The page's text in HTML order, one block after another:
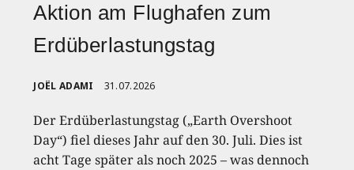
Aktion am Flughafen zum
Erdüberlastungstag
JOËL ADAMI 31.07.2026
Der Erdüberlastungstag („Earth Overshoot
Day“) fiel dieses Jahr auf den 30. Juli. Dies ist
acht Tage später als noch 2025 – was dennoch